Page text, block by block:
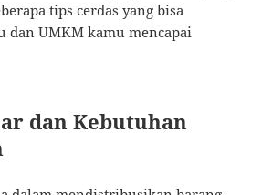
tips cerdas yang bisa
dan UMKM kamu mencapai
dan Kebutuhan